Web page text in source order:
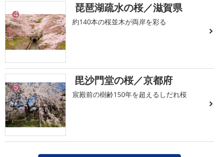
4 琵琶湖疏水の桜／滋賀県
約140本の桜並木が両岸を彩る
5 毘沙門堂の桜／京都府
宸殿前の樹齢150年を超えるしだれ桜